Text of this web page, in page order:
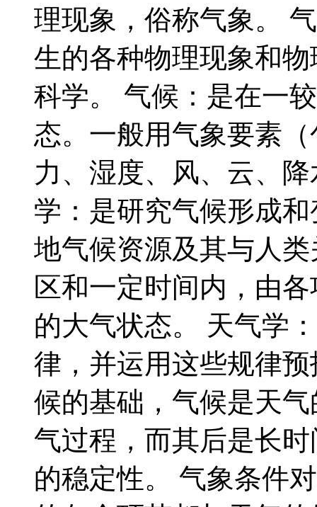
理现象，俗称气象。
生的各种物理现象和
科学。 气候：是在一
态。一般用气象要素
力、湿度、风、云、
学：是研究气候形成
地气候资源及其与人
区和一定时间内，由
的大气状态。 天气学
律，并运用这些规律
候的基础，气候是天
气过程，而其后是长
的稳定性。 气象条件